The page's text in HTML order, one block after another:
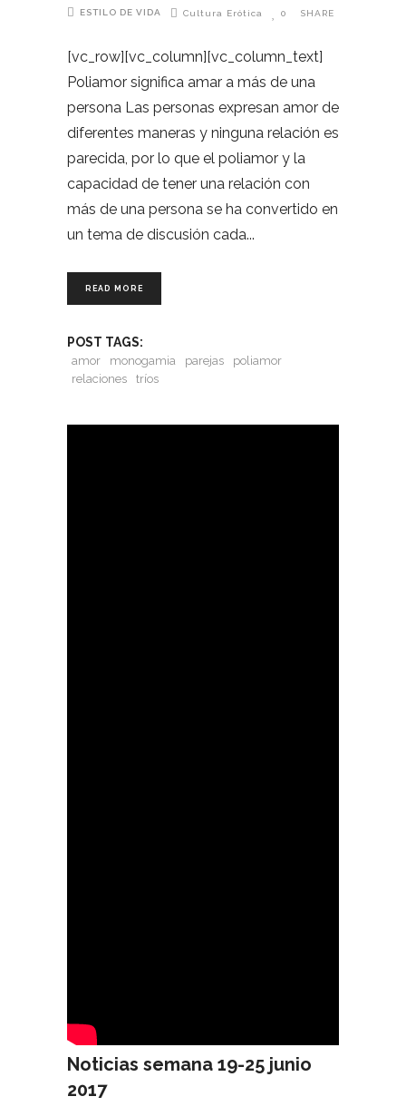
ESTILO DE VIDA Cultura Erótica 0 SHARE
[vc_row][vc_column][vc_column_text]
Poliamor significa amar a más de una
persona Las personas expresan amor de
diferentes maneras y ninguna relación es
parecida, por lo que el poliamor y la
capacidad de tener una relación con
más de una persona se ha convertido en
un tema de discusión cada
READ MORE
POST TAGS:
amor monogamia parejas
poliamor
relaciones
tríos
Noticias semana 19-25 junio
2017